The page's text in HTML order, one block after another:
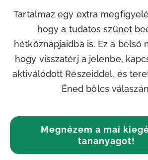
Tartalmaz egy extra
hogy a tudatos szünet
hétköznapjaidba is. Ez a belső
hogy visszatérj a jelenbe,
aktiválódott Részeiddel, és
Éned bölcs
Megnézem a mai
tananyagot!